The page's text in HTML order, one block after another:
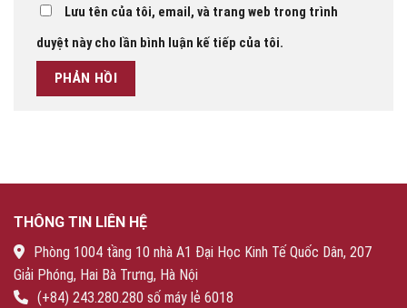
Lưu tên của tôi, email, và trang web trong trình
duyệt này cho lần bình luận kế tiếp của tôi.
THÔNG TIN LIÊN HỆ
Phòng 1004 tầng 10 nhà A1 Đại Học Kinh Tế Quốc Dân, 207
Giải Phóng, Hai Bà Trưng, Hà Nội
(+84) 243.280.280 số máy lẻ 6018